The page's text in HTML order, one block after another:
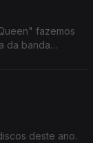
fazemos
da banda
deste ano.